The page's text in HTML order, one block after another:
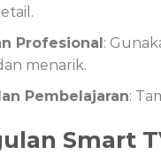
Profesional:
menarik.
Pembelajaran:
Smart